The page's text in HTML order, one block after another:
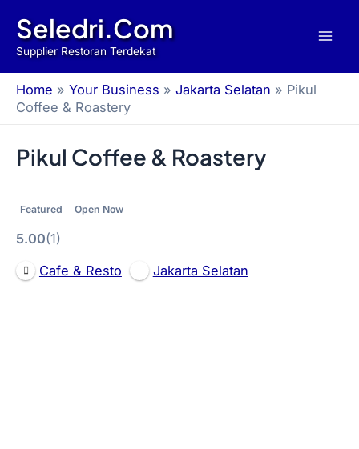
content
Seledri.Com
Supplier Restoran Terdekat
Home » Your Business » Jakarta Selatan » Pikul
Coffee & Roastery
Pikul Coffee & Roastery
Featured Open Now
5.00 1
Cafe & Resto
Jakarta Selatan